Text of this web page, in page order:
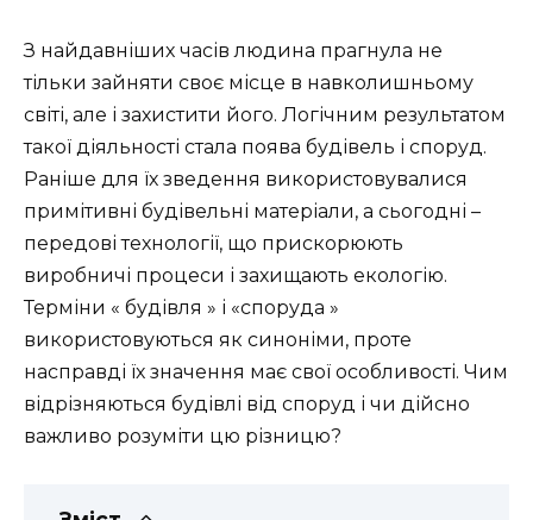
З найдавніших часів людина прагнула не
тільки зайняти своє місце в навколишньому
світі, але і захистити його. Логічним результатом
такої діяльності стала поява будівель і споруд.
Раніше для їх зведення використовувалися
примітивні будівельні матеріали, а сьогодні –
передові технології, що прискорюють
виробничі процеси і захищають екологію.
Терміни « будівля » і «споруда »
використовуються як синоніми, проте
насправді їх значення має свої особливості. Чим
відрізняються будівлі від споруд і чи дійсно
важливо розуміти цю різницю?